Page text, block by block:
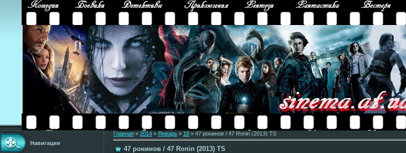
Навигация
Главная » 2014 » Январь » 18 » 47 ронинов / 47 Ronin (2013) TS
47 ронинов / 47 Ronin (2013) TS